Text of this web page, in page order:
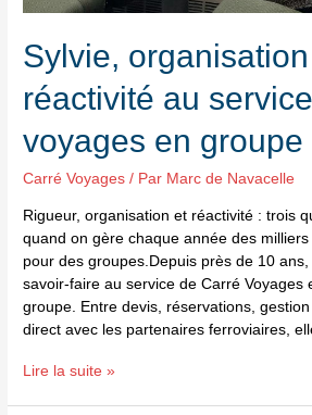
Sylvie,
réactivité au
voyages en groupe
Carré Voyages / Par Marc de Navacelle
Rigueur, organisation et réactivité : trois
quand on gère chaque année des
pour des groupes.Depuis près de 10
savoir-faire au service de Carré Voyages
groupe. Entre devis, réservations,
direct avec les partenaires ferroviaires,
Lire la suite »